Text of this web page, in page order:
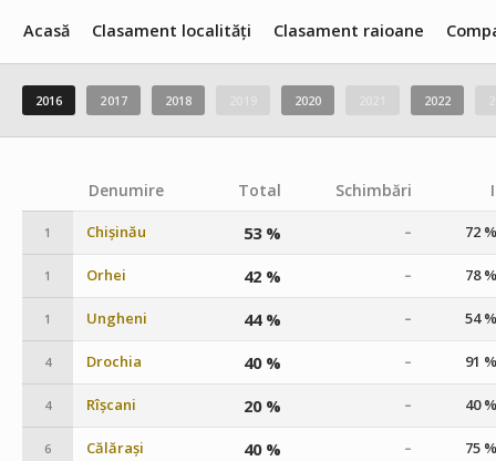
Acasă Clasament localități Clasament raioane
2016 2017 2018 2020 2022
Denumire Total Schimbări I
1 Chișinău 53 % – 72 %
1 Orhei 42 % – 78 %
1 Ungheni 44 % – 54 %
4 Drochia 40 % – 91 %
4 Rîșcani 20 % – 40 %
6 Călărași 40 % – 75 %